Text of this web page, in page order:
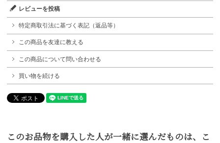
レビューを投稿
特定商取引法に基づく表記（返品等）
この商品を友達に教える
この商品について問い合わせる
買い物を続ける
このお品物を購入した人が一緒に選んだものは、こ